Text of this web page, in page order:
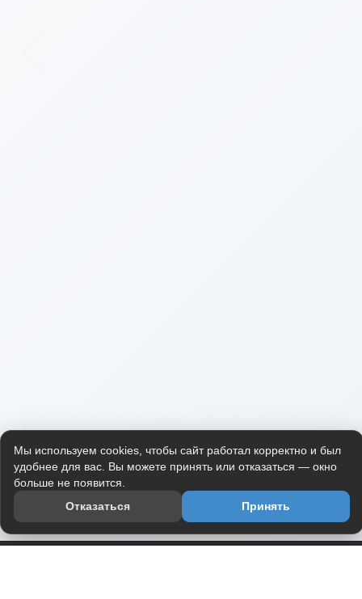
Мы используем cookies, чтобы сайт работал корректно и был
удобнее для вас. Вы можете принять или отказаться — окно
больше не появится.
Отказаться
Принять